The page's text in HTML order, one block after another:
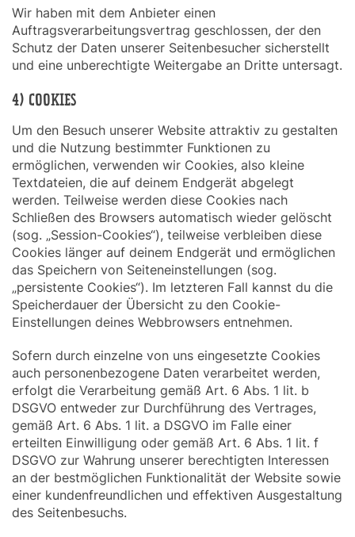
Wir haben mit dem Anbieter einen
Auftragsverarbeitungsvertrag geschlossen, der den
Schutz der Daten unserer Seitenbesucher sicherstellt
und eine unberechtigte Weitergabe an Dritte untersagt.
4) COOKIES
Um den Besuch unserer Website attraktiv zu gestalten
und die Nutzung bestimmter Funktionen zu
ermöglichen, verwenden wir Cookies, also kleine
Textdateien, die auf deinem Endgerät abgelegt
werden. Teilweise werden diese Cookies nach
Schließen des Browsers automatisch wieder gelöscht
(sog. „Session-Cookies“), teilweise verbleiben diese
Cookies länger auf deinem Endgerät und ermöglichen
das Speichern von Seiteneinstellungen (sog.
„persistente Cookies“). Im letzteren Fall kannst du die
Speicherdauer der Übersicht zu den Cookie-
Einstellungen deines Webbrowsers entnehmen.
Sofern durch einzelne von uns eingesetzte Cookies
auch personenbezogene Daten verarbeitet werden,
erfolgt die Verarbeitung gemäß Art. 6 Abs. 1 lit. b
DSGVO entweder zur Durchführung des Vertrages,
gemäß Art. 6 Abs. 1 lit. a DSGVO im Falle einer
erteilten Einwilligung oder gemäß Art. 6 Abs. 1 lit. f
DSGVO zur Wahrung unserer berechtigten Interessen
an der bestmöglichen Funktionalität der Website sowie
einer kundenfreundlichen und effektiven Ausgestaltung
des Seitenbesuchs.